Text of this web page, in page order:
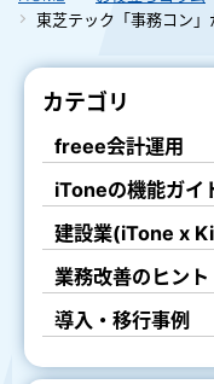
東芝テック「事務コン
カテゴリ
freee会計運用
iToneの機能ガイ
建設業(iTone x
業務改善のヒント
導入・移行事例